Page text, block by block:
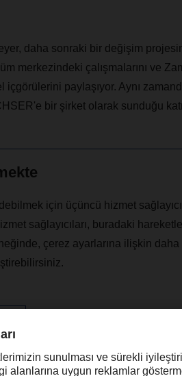
daha sonraki bir değişim
merkezindeki çalışmalarını ve
paylaşıyor. Aynı
bir şirket olarak sunduğu
için üçüncü hizmet
sağlayıcıları, buradaki
çerez ayarlarına ilişkin
kurumsal katılım ve uluslararası